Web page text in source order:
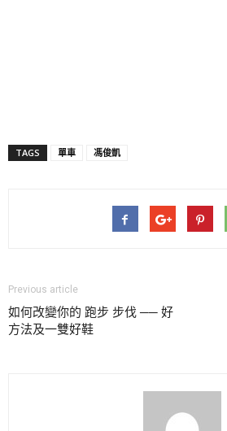
TAGS 單車 馮俊凱
Previous article
如何改變你的 跑步 步伐 ── 好
方法及一雙好鞋